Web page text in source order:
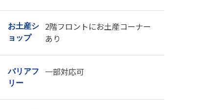
お土産シ
ョップ
2階フロントにお土産コーナー
あり
バリアフ
リー
一部対応可